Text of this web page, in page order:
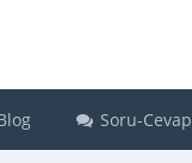
Soru-Cevap